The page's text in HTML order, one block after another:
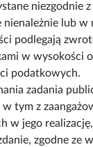
niezgodnie z
nienależnie lub w
podlegają
w wysokości
podatkowych.
zadania
w tym z
w jego
zgodne ze